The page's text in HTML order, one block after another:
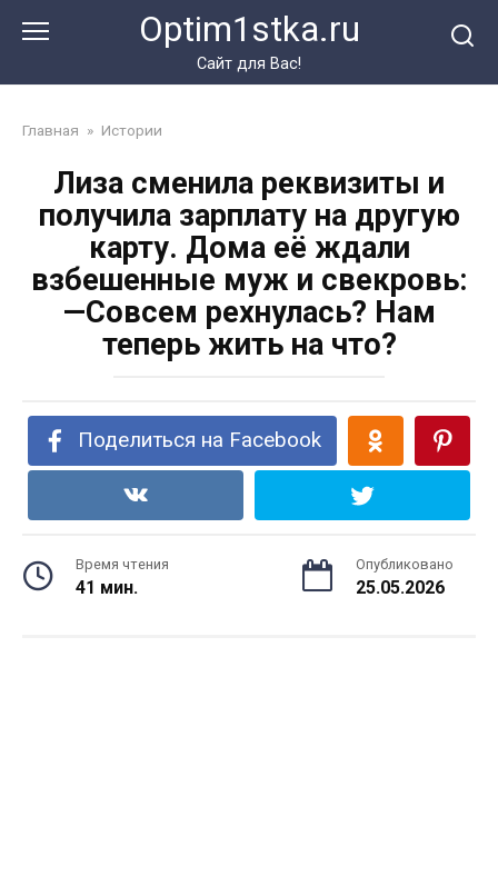
Optim1stka.ru
Сайт для Вас!
Главная » Истории
Лиза сменила реквизиты и
получила зарплату на другую
карту. Дома её ждали
взбешенные муж и свекровь:
—Совсем рехнулась? Нам
теперь жить на что?
Поделиться на Facebook
Время чтения
41 мин.
Опубликовано
25.05.2026